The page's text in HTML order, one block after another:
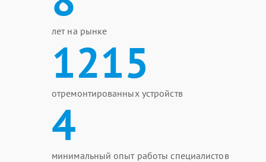
лет на рынке
1215
отремонтированных устройств
4
минимальный опыт работы специалистов